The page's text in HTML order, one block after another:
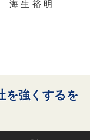
明
を強くするを